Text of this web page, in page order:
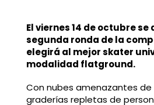
El viernes 14 de octubre
segunda ronda de la
elegirá al mejor skater
modalidad flatground.
Con nubes amenazantes de
graderías repletas de